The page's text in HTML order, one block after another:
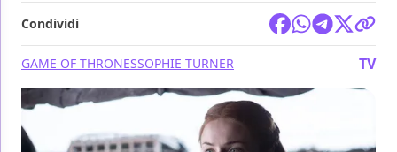
Condividi
GAME OF THRONESSOPHIE TURNER TV